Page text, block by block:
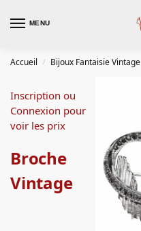
MENU
Accueil / Bijoux Fantaisie Vintage
Inscription ou
Connexion pour
voir les prix
Broche
Vintage